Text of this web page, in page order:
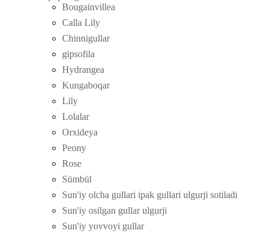
Bougainvillea
Calla Lily
Chinnigullar
gipsofila
Hydrangea
Kungaboqar
Lily
Lolalar
Orxideya
Peony
Rose
Sümbül
Sun'iy olcha gullari ipak gullari ulgurji sotiladi
Sun'iy osilgan gullar ulgurji
Sun'iy yovvoyi gullar